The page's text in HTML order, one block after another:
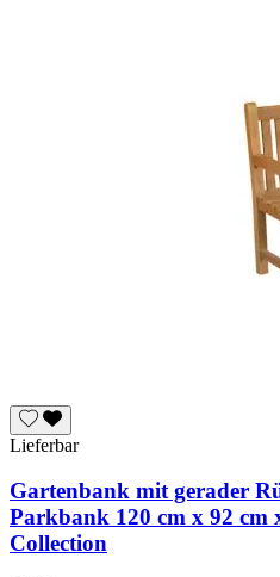
Lieferbar
Gartenbank mit gerader
Parkbank 120 cm x 92 cm
Collection